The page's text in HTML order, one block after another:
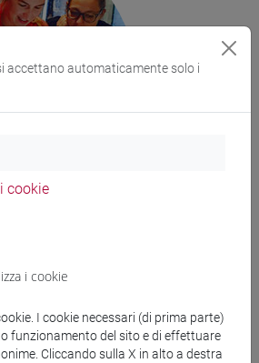
studenti e laureati
autogestite
accettano automaticamente solo i
cookie
i cookie
I cookie necessari (di prima parte)
funzionamento del sito e di effettuare
Cliccando sulla X in alto a destra